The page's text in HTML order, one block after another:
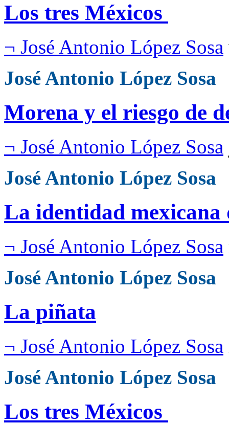
Los tres Méxicos
¬ José Antonio López Sosa
José Antonio López Sosa
Morena y el riesgo de
¬ José Antonio López Sosa
José Antonio López Sosa
La identidad mexicana
¬ José Antonio López Sosa
José Antonio López Sosa
La piñata
¬ José Antonio López Sosa
José Antonio López Sosa
Los tres Méxicos